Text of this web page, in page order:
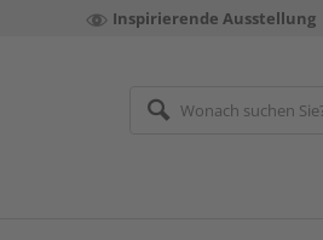
Inspirierende Ausstellung